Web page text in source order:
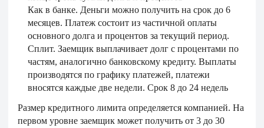
Как в банке. Деньги можно получить на срок до 6
месяцев. Платеж состоит из частичной оплаты
основного долга и процентов за текущий период.
Сплит. Заемщик выплачивает долг с процентами по
частям, аналогично банковскому кредиту. Выплаты
производятся по графику платежей, платежи
вносятся каждые две недели. Срок 8 до 24 недель
Размер кредитного лимита определяется компанией. На
первом уровне заемщик может получить от 3 до 30